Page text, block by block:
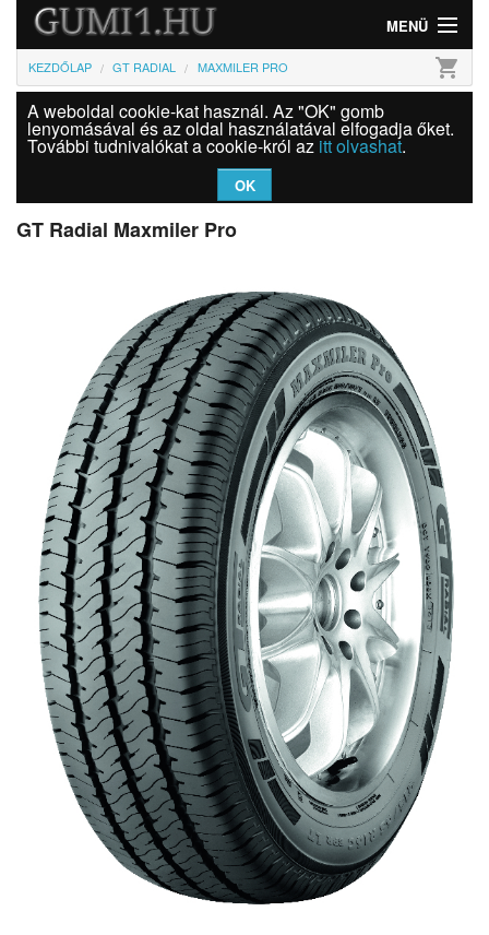
MENÜ
Gumi
Felni
Szolgáltatások
KEZDŐLAP GT RADIAL MAXMILER PRO shopping_cart
A weboldal cookie-kat használ. Az "OK" gomb
lenyomásával és az oldal használatával elfogadja őket.
További tudnivalókat a cookie-król az itt olvashat.
OK
GT Radial Maxmiler Pro